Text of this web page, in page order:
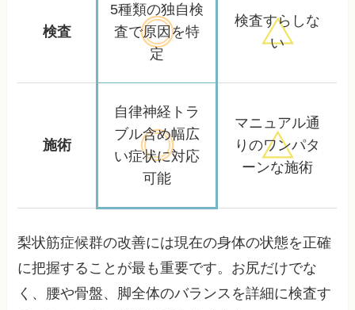
検査
5種類の独自検
査で原因を特
定
検査すらしな
い
施術
自律神経トラ
ブル含め幅広
い症状に対応
可能
マニュアル通
りのワンパタ
ーンな施術
梨状筋症候群の改善には現在の身体の状態を正確
に把握することが最も重要です。お尻だけでな
く、腰や骨盤、脚全体のバランスを詳細に検査す